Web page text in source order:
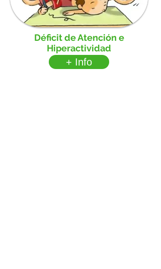
Déficit de Atención e
Hiperactividad
+ Info